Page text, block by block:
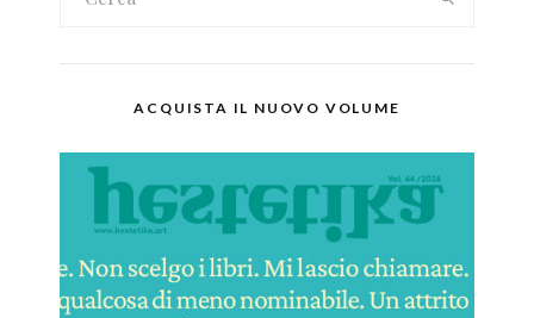
ACQUISTA IL NUOVO VOLUME